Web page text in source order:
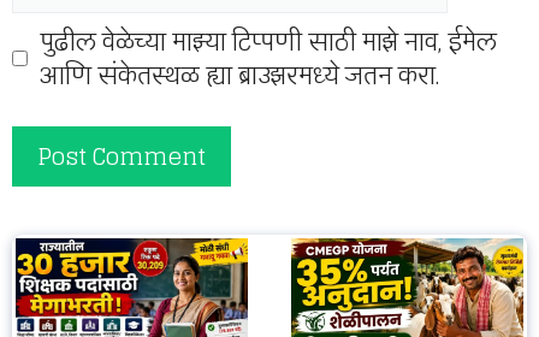
पुढील वेळेच्या माझ्या टिप्पणी साठी माझे नाव, ईमेल
आणि संकेतस्थळ ह्या ब्राउझरमध्ये जतन करा.